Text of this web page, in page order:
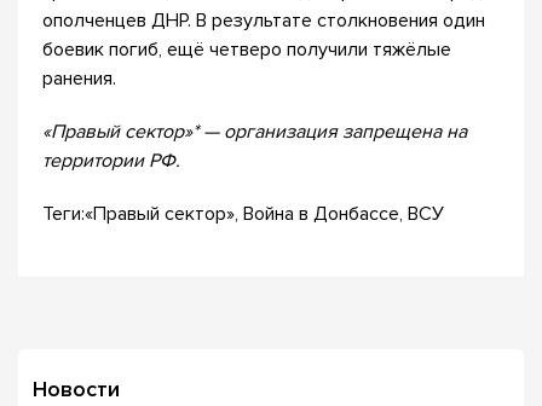
ополченцев ДНР. В результате столкновения один
боевик погиб, ещё четверо получили тяжёлые
ранения.
«Правый сектор»* — организация запрещена на
территории РФ.
Теги:«Правый сектор», Война в Донбассе, ВСУ
Новости